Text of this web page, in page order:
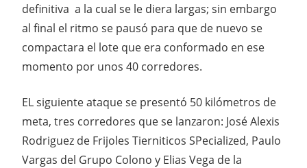
definitiva a la cual se le diera largas; sin embargo
al final el ritmo se pausó para que de nuevo se
compactara el lote que era conformado en ese
momento por unos 40 corredores.
EL siguiente ataque se presentó 50 kilómetros de
meta, tres corredores que se lanzaron: José Alexis
Rodriguez de Frijoles Tierniticos SPecialized, Paulo
Vargas del Grupo Colono y Elias Vega de la